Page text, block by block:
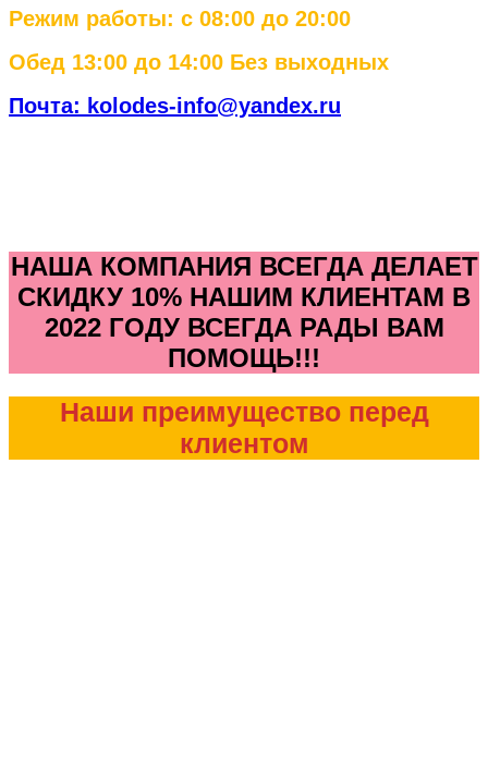
Режим работы: с 08:00 до 20:00
Обед 13:00 до 14:00 Без выходных
Почта: kolodes-info@yandex.ru
НАША КОМПАНИЯ ВСЕГДА ДЕЛАЕТ
СКИДКУ 10% НАШИМ КЛИЕНТАМ В
2022 ГОДУ ВСЕГДА РАДЫ ВАМ
ПОМОЩЬ!!!
Наши преимущество перед
клиентом